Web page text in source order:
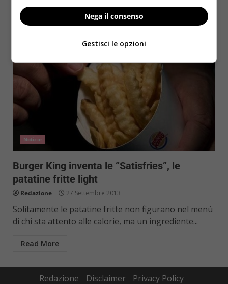
Read More
Notizie
Burger King inventa le “Satisfries”, le
patatine fritte light
Redazione 27 Settembre 2013
Solitamente le patatine fritte non figurano nel menù
di chi sta attento alle calorie, ma un ingrediente...
Read More
Redazione Disclaimer Privacy Policy
Nega il consenso
Gestisci le opzioni